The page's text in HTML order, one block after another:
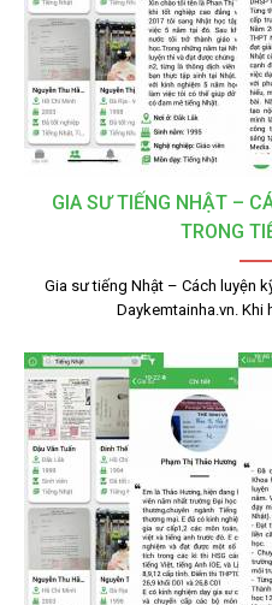
GIA SƯ TIẾNG NHẬT –
TRONG
Gia sư tiếng Nhật – Cách luyện
Daykemtainha.vn. Khi